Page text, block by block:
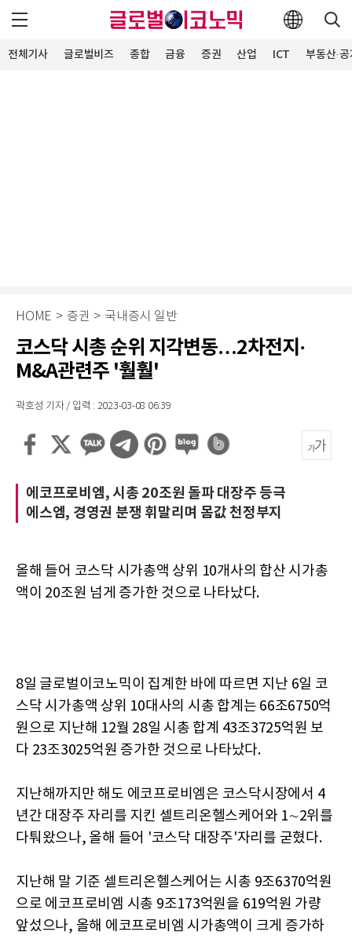
전체기사 글로벌비즈 종합 금융 증권 산업 ICT 부동산·
HOME > 증권 > 국내증시 일반
코스닥 시총 순위 지각변동…2차전지·
M&A관련주 '훨훨'
곽호성 기자 / 입력 : 2023-03-08 06:39
에코프로비엠, 시총 20조원 돌파 대장주 등극
에스엠, 경영권 분쟁 휘말리며 몸값 천정부지
올해 들어 코스닥 시가총액 상위 10개사의 합산 시가총
액이 20조원 넘게 증가한 것으로 나타났다.
8일 글로벌이코노믹이 집계한 바에 따르면 지난 6일 코
스닥 시가총액 상위 10대사의 시총 합계는 66조6750억
원으로 지난해 12월 28일 시총 합계 43조3725억원 보
다 23조3025억원 증가한 것으로 나타났다.
지난해까지만 해도 에코프로비엠은 코스닥시장에서 4
년간 대장주 자리를 지킨 셀트리온헬스케어와 1∼2위를
다퉈왔으나, 올해 들어 '코스닥 대장주'자리를 굳혔다.
지난해 말 기준 셀트리온헬스케어는 시총 9조6370억원
으로 에코프로비엠 시총 9조173억원을 619억원 가량
앞섰으나, 올해 에코프로비엠 시가총액이 크게 증가하